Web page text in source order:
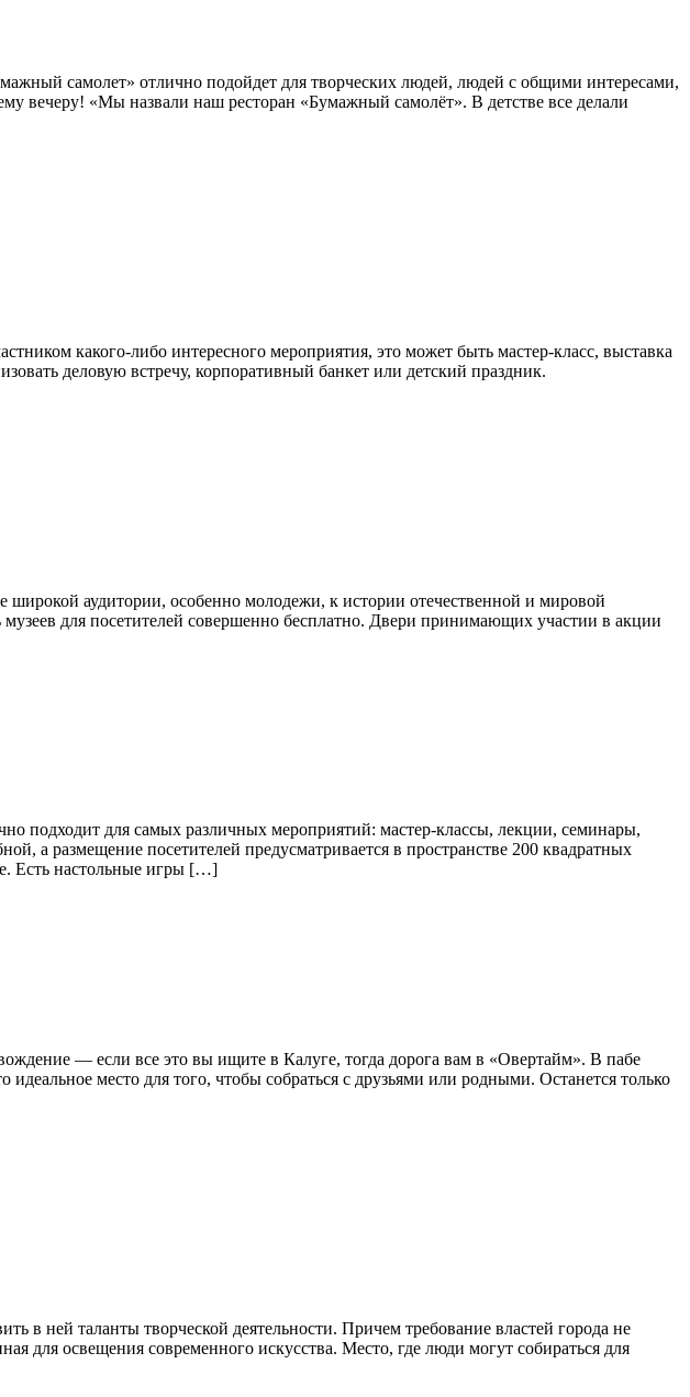
самолет» отлично подойдет для творческих людей, людей с общими интересами,
вечеру! «Мы назвали наш ресторан «Бумажный самолёт». В детстве все делали
какого-либо интересного мероприятия, это может быть мастер-класс, выставка
деловую встречу, корпоративный банкет или детский праздник.
аудитории, особенно молодежи, к истории отечественной и мировой
для посетителей совершенно бесплатно. Двери принимающих участии в акции
подходит для самых различных мероприятий: мастер-классы, лекции, семинары,
а размещение посетителей предусматривается в пространстве 200 квадратных
Есть настольные игры […]
— если все это вы ищите в Калуге, тогда дорога вам в «Овертайм». В пабе
место для того, чтобы собраться с друзьями или родными. Останется только
в ней таланты творческой деятельности. Причем требование властей города не
для освещения современного искусства. Место, где люди могут собираться для